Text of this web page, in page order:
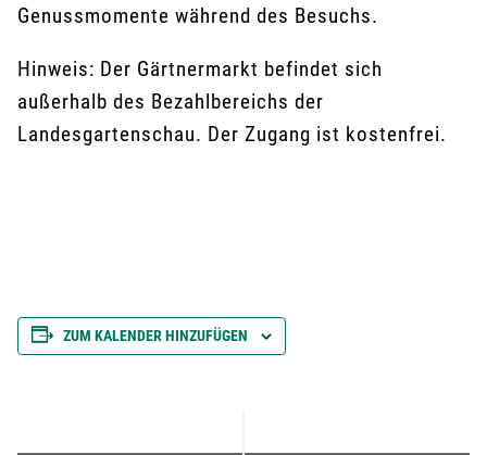
Genussmomente während des Besuchs.
Hinweis: Der Gärtnermarkt befindet sich
außerhalb des Bezahlbereichs der
Landesgartenschau. Der Zugang ist kostenfrei.
ZUM KALENDER HINZUFÜGEN